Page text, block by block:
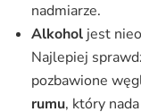
nadmiarze.
Alkoholjest
Najlepiej
pozbawione
rumu, który